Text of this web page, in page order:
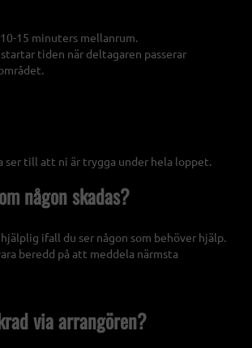
15 minuters mellanrum.
tiden när deltagaren passerar
ser till att ni är trygga under hela loppet.
någon skadas?
ifall du ser någon som behöver hjälp.
beredd på att meddela närmsta
via arrangören?